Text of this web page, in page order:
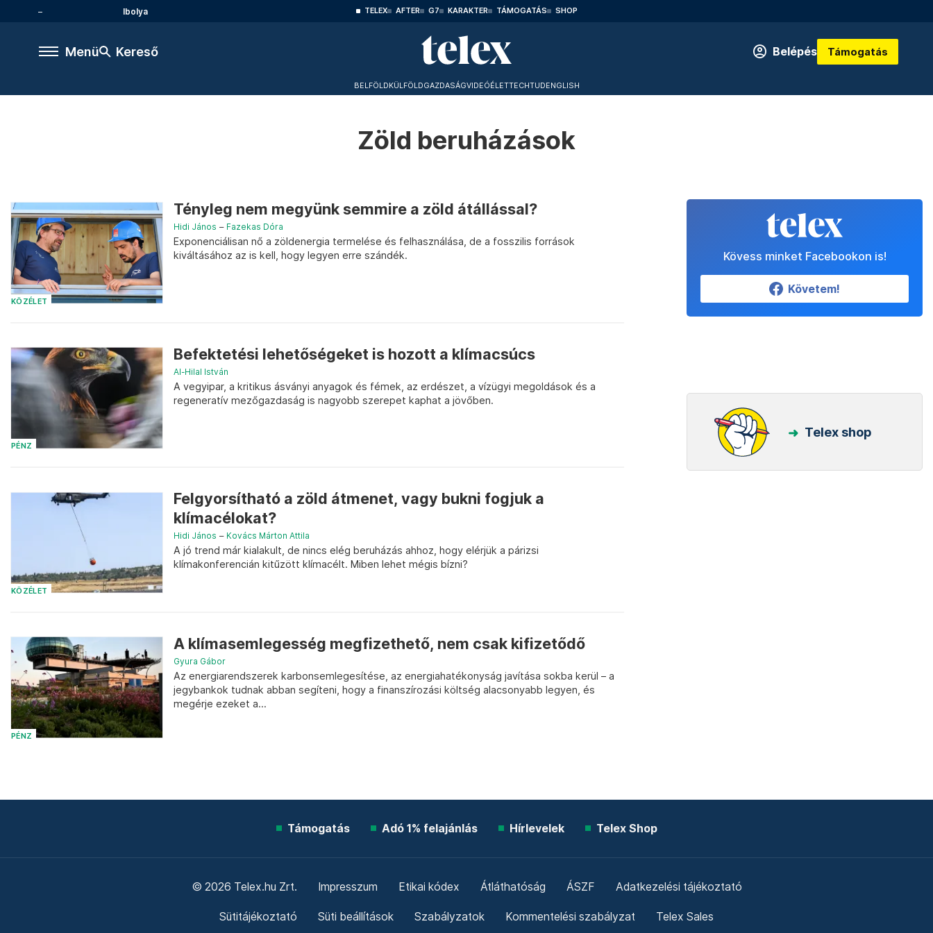
Ibolya TELEX AFTER G7 KARAKTER TÁMOGATÁS SHOP
Menü Kereső Belépés Támogatás
BELFÖLDKÜLFÖLDGAZDASÁGVIDEÓÉLETTECHTUDENGLISH
Zöld beruházások
KÖZÉLET
Tényleg nem megyünk semmire a zöld átállással?
Hidi János – Fazekas Dóra
Exponenciálisan nő a zöldenergia termelése és felhasználása, de a fosszilis források
kiváltásához az is kell, hogy legyen erre szándék.
PÉNZ
Befektetési lehetőségeket is hozott a klímacsúcs
Al-Hilal István
A vegyipar, a kritikus ásványi anyagok és fémek, az erdészet, a vízügyi megoldások és a
regeneratív mezőgazdaság is nagyobb szerepet kaphat a jövőben.
KÖZÉLET
Felgyorsítható a zöld átmenet, vagy bukni fogjuk a
klímacélokat?
Hidi János – Kovács Márton Attila
A jó trend már kialakult, de nincs elég beruházás ahhoz, hogy elérjük a párizsi
klímakonferencián kitűzött klímacélt. Miben lehet mégis bízni?
PÉNZ
A klímasemlegesség megfizethető, nem csak kifizetődő
Gyura Gábor
Az energiarendszerek karbonsemlegesítése, az energiahatékonyság javítása sokba kerül – a
jegybankok tudnak abban segíteni, hogy a finanszírozási költség alacsonyabb legyen, és
megérje ezeket a...
Kövess minket Facebookon is!
Követem!
Telex shop
Támogatás Adó 1% felajánlás Hírlevelek Telex Shop
© 2026 Telex.hu Zrt. Impresszum Etikai kódex Átláthatóság ÁSZF Adatkezelési tájékoztató
Sütitájékoztató Süti beállítások Szabályzatok Kommentelési szabályzat Telex Sales